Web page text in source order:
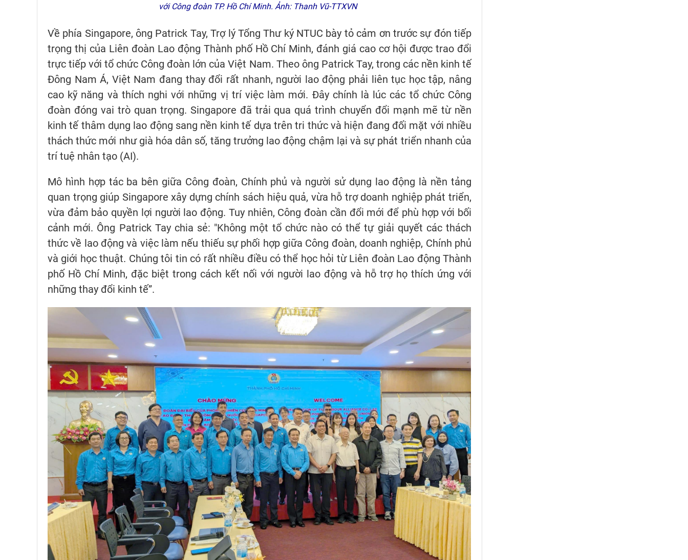
với Công đoàn TP. Hồ Chí Minh. Ảnh: Thanh Vũ-TTXVN
Về phía Singapore, ông Patrick Tay, Trợ lý Tổng Thư ký NTUC bày tỏ cảm ơn trước sự đón tiếp
trọng thị của Liên đoàn Lao động Thành phố Hồ Chí Minh, đánh giá cao cơ hội được trao đổi
trực tiếp với tổ chức Công đoàn lớn của Việt Nam. Theo ông Patrick Tay, trong các nền kinh tế
Đông Nam Á, Việt Nam đang thay đổi rất nhanh, người lao động phải liên tục học tập, nâng
cao kỹ năng và thích nghi với những vị trí việc làm mới. Đây chính là lúc các tổ chức Công
đoàn đóng vai trò quan trọng. Singapore đã trải qua quá trình chuyển đổi mạnh mẽ từ nền
kinh tế thâm dụng lao động sang nền kinh tế dựa trên tri thức và hiện đang đối mặt với nhiều
thách thức mới như già hóa dân số, tăng trưởng lao động chậm lại và sự phát triển nhanh của
trí tuệ nhân tạo (AI).
Mô hình hợp tác ba bên giữa Công đoàn, Chính phủ và người sử dụng lao động là nền tảng
quan trọng giúp Singapore xây dựng chính sách hiệu quả, vừa hỗ trợ doanh nghiệp phát triển,
vừa đảm bảo quyền lợi người lao động. Tuy nhiên, Công đoàn cần đổi mới để phù hợp với bối
cảnh mới. Ông Patrick Tay chia sẻ: "Không một tổ chức nào có thể tự giải quyết các thách
thức về lao động và việc làm nếu thiếu sự phối hợp giữa Công đoàn, doanh nghiệp, Chính phủ
và giới học thuật. Chúng tôi tin có rất nhiều điều có thể học hỏi từ Liên đoàn Lao động Thành
phố Hồ Chí Minh, đặc biệt trong cách kết nối với người lao động và hỗ trợ họ thích ứng với
những thay đổi kinh tế”.